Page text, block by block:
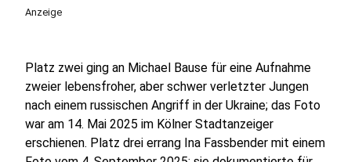
Anzeige
Platz zwei ging an Michael Bause für eine Aufnahme
zweier lebensfroher, aber schwer verletzter Jungen
nach einem russischen Angriff in der Ukraine; das Foto
war am 14. Mai 2025 im Kölner Stadtanzeiger
erschienen. Platz drei errang Ina Fassbender mit einem